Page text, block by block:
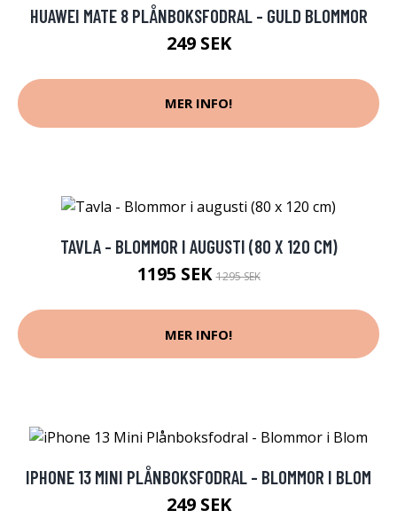
HUAWEI MATE 8 PLÅNBOKSFODRAL - GULD BLOMMOR
249 SEK
MER INFO!
TAVLA - BLOMMOR I AUGUSTI (80 X 120 CM)
1195 SEK1295 SEK
MER INFO!
IPHONE 13 MINI PLÅNBOKSFODRAL - BLOMMOR I BLOM
249 SEK